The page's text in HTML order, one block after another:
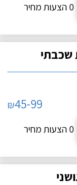
0 הצעות מחיר
₪45-99
0 הצעות מחיר